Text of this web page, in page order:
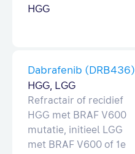
HGG
Dabrafenib (DRB436)
HGG, LGG
Refractair of recidief
HGG met BRAF V600
mutatie, initieel LGG
met BRAF V600 of 1e